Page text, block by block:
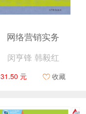
网络营销实务
闵亨锋 韩毅红
31.50 元 收藏